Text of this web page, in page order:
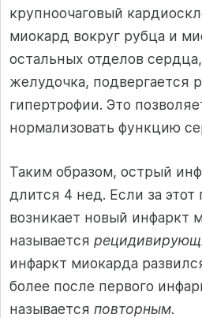
крупноочаговый
миокард вокруг рубца и
остальных отделов
желудочка, под­вергается
гипертрофии. Это
нормализовать функцию
Таким образом, острый
длится 4 нед. Если за этот
возникает новый инфаркт
называется
инфаркт миокарда
более после первого
называется повторным.